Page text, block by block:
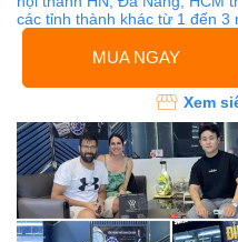
các tỉnh thành khác từ 1 đến 3
MUA NGAY
Xem